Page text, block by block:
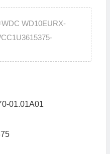
WD10EURX-
01.01A01